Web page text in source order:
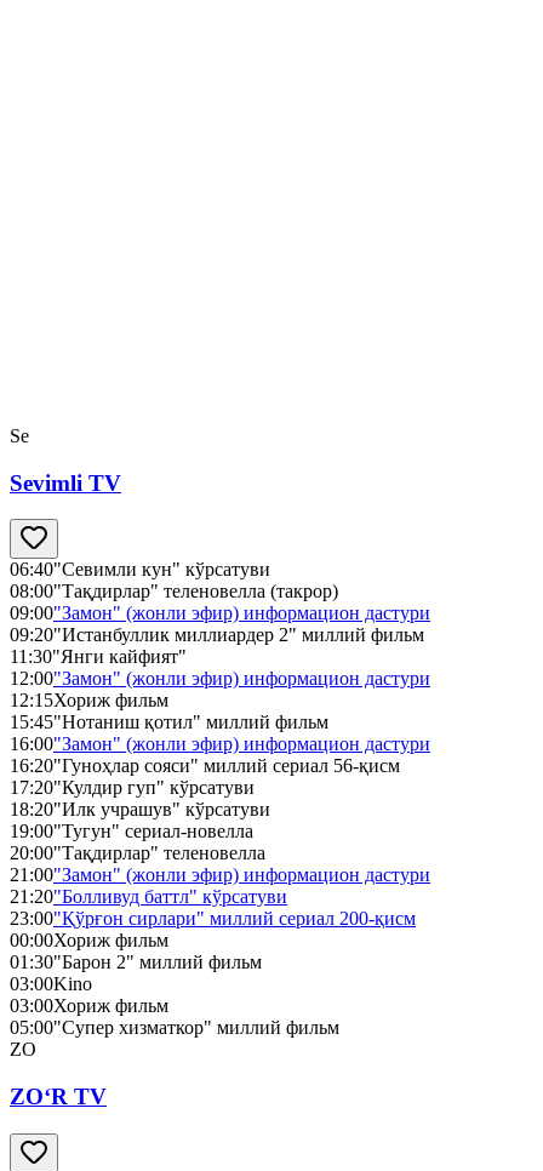
Se
Sevimli TV
06:40"Севимли кун" кўрсатуви
08:00"Тақдирлар" теленовелла (такрор)
09:00"Замон" (жонли эфир) информацион дастури
09:20"Истанбуллик миллиардер 2" миллий фильм
11:30"Янги кайфият"
12:00"Замон" (жонли эфир) информацион дастури
12:15Хориж фильм
15:45"Нотаниш қотил" миллий фильм
16:00"Замон" (жонли эфир) информацион дастури
16:20"Гуноҳлар сояси" миллий сериал 56-қисм
17:20"Кулдир гуп" кўрсатуви
18:20"Илк учрашув" кўрсатуви
19:00"Тугун" сериал-новелла
20:00"Тақдирлар" теленовелла
21:00"Замон" (жонли эфир) информацион дастури
21:20"Болливуд баттл" кўрсатуви
23:00"Қўрғон сирлари" миллий сериал 200-қисм
00:00Хориж фильм
01:30"Барон 2" миллий фильм
03:00Kino
03:00Хориж фильм
05:00"Супер хизматкор" миллий фильм
ZO
ZO‘R TV